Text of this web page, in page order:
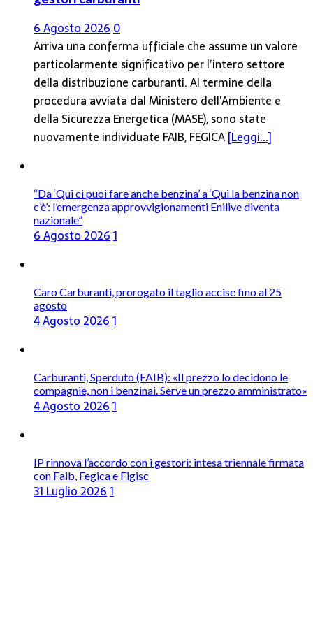
6 Agosto 20260
Arriva una conferma ufficiale che assume un valore
particolarmente significativo per l’intero settore
della distribuzione carburanti. Al termine della
procedura avviata dal Ministero dell’Ambiente e
della Sicurezza Energetica (MASE), sono state
nuovamente individuate FAIB, FEGICA[Leggi...]
“Da ‘Qui ci puoi fare anche benzina’ a ‘Qui la benzina non
c’è’: l’emergenza approvvigionamenti Enilive diventa
nazionale”
6 Agosto 20261
Caro Carburanti, prorogato il taglio accise fino al 25
agosto
4 Agosto 20261
Carburanti, Sperduto (FAIB): «Il prezzo lo decidono le
compagnie, non i benzinai. Serve un prezzo amministrato»
4 Agosto 20261
IP rinnova l’accordo con i gestori: intesa triennale firmata
con Faib, Fegica e Figisc
31 Luglio 20261